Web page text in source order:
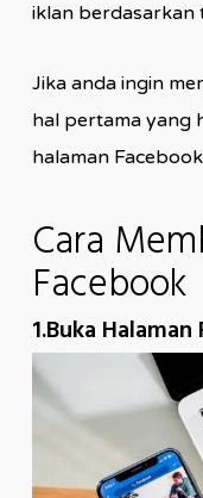
iklan berdasarkan
Jika anda ingin
hal pertama yang
halaman
Cara
Facebook
1.Buka